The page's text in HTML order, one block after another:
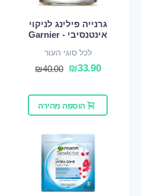
גרנייה פילינג לניקוי
אינטנסיבי - Garnier
לכל סוגי העור
₪33.90
₪40.00
הוספה מהירה